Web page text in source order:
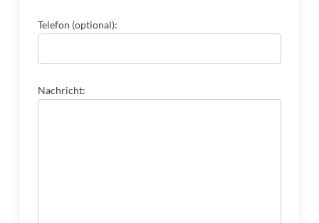
Telefon (optional):
Nachricht: